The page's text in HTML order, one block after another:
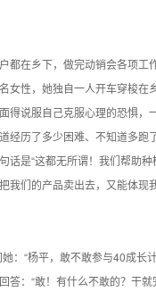
都在乡下，做完动销会各项工
女性，她独自一人开车穿梭在
得说服自己克服心理的恐惧，
经历了多少困难、不知道多跑
话是“这都无所谓！我们帮助
我们的产品卖出去，又能体现
：“杨平，敢不敢参与40成长
答：“敢！有什么不敢的？干就